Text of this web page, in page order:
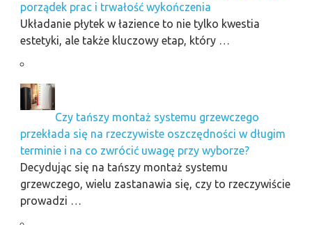
porządek prac i trwałość wykończenia
Układanie płytek w łazience to nie tylko kwestia
estetyki, ale także kluczowy etap, który …
Czy tańszy montaż systemu grzewczego
przekłada się na rzeczywiste oszczędności w długim
terminie i na co zwrócić uwagę przy wyborze?
Decydując się na tańszy montaż systemu
grzewczego, wielu zastanawia się, czy to rzeczywiście
prowadzi …